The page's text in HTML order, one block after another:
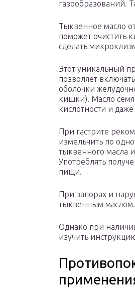
газообразований.
Тыквенное масло
поможет очистить
сделать
Этот уникальный
позволяет
оболочки
кишки). Масло
кислотности и
При гастрите
измельчить по
тыквенного масла
Употреблять
пищи.
При запорах и
тыквенным маслом.
Однако при
изучить